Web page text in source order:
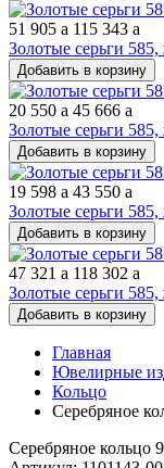
51 905 a 115 343 a
Золотые серьги
Добавить в корзину
20 550 a 45 666 a
Золотые серьги
Добавить в корзину
19 598 a 43 550 a
Золотые серьги
Добавить в корзину
47 321 a 118 302 a
Золотые серьги
Добавить в корзину
Главная
Ювелирные
Кольцо
Серебряное
Серебряное кольцо